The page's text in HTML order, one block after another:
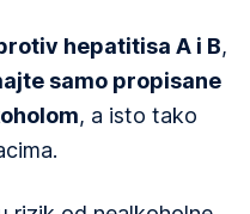
hepatitisa A i B,
samo propisane
, a isto tako